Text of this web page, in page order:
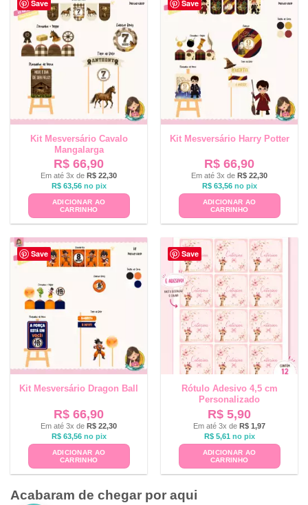
Save
Kit Mesversário Cavalo
Mangalarga
R$ 66,90
Em até 3x de R$ 22,30
R$63,56 no pix
ADICIONAR AO
CARRINHO
Save
Kit Mesversário Harry Potter
R$ 66,90
Em até 3x de R$ 22,30
R$63,56 no pix
ADICIONAR AO
CARRINHO
Save
Kit Mesversário Dragon Ball
R$ 66,90
Em até 3x de R$ 22,30
R$63,56 no pix
ADICIONAR AO
CARRINHO
Save
Rótulo Adesivo 4,5 cm
Personalizado
R$ 5,90
Em até 3x de R$ 1,97
R$5,61 no pix
ADICIONAR AO
CARRINHO
Acabaram de chegar por aqui